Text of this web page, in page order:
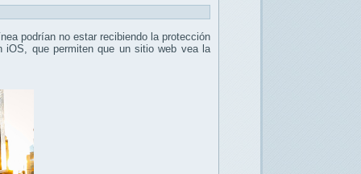
podrían no estar recibiendo la protección
iOS, que permiten que un sitio web vea la